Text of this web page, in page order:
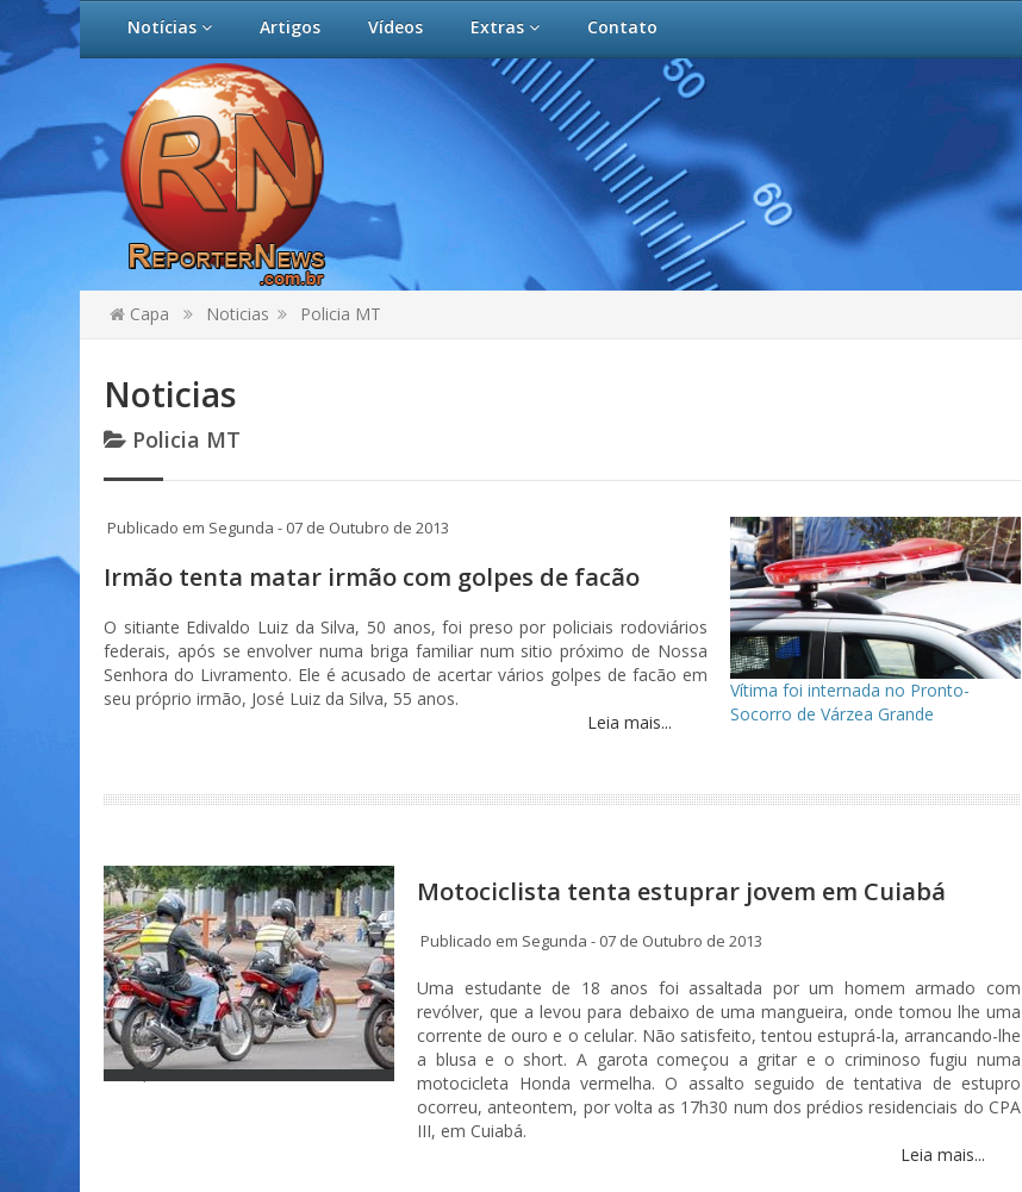
Notícias Artigos Vídeos Extras Contato
Capa Noticias Policia MT
Noticias
Policia MT
Publicado em Segunda - 07 de Outubro de 2013
Irmão tenta matar irmão com golpes de facão
O sitiante Edivaldo Luiz da Silva, 50 anos, foi preso por policiais rodoviários
federais, após se envolver numa briga familiar num sitio próximo de Nossa
Senhora do Livramento. Ele é acusado de acertar vários golpes de facão em
seu próprio irmão, José Luiz da Silva, 55 anos.
Leia mais...
Vítima foi internada no Pronto-
Socorro de Várzea Grande
Motociclista tenta estuprar jovem em Cuiabá
Publicado em Segunda - 07 de Outubro de 2013
Uma estudante de 18 anos foi assaltada por um homem armado com
revólver, que a levou para debaixo de uma mangueira, onde tomou lhe uma
corrente de ouro e o celular. Não satisfeito, tentou estuprá-la, arrancando-lhe
a blusa e o short. A garota começou a gritar e o criminoso fugiu numa
motocicleta Honda vermelha. O assalto seguido de tentativa de estupro
ocorreu, anteontem, por volta as 17h30 num dos prédios residenciais do CPA
III, em Cuiabá.
Leia mais...